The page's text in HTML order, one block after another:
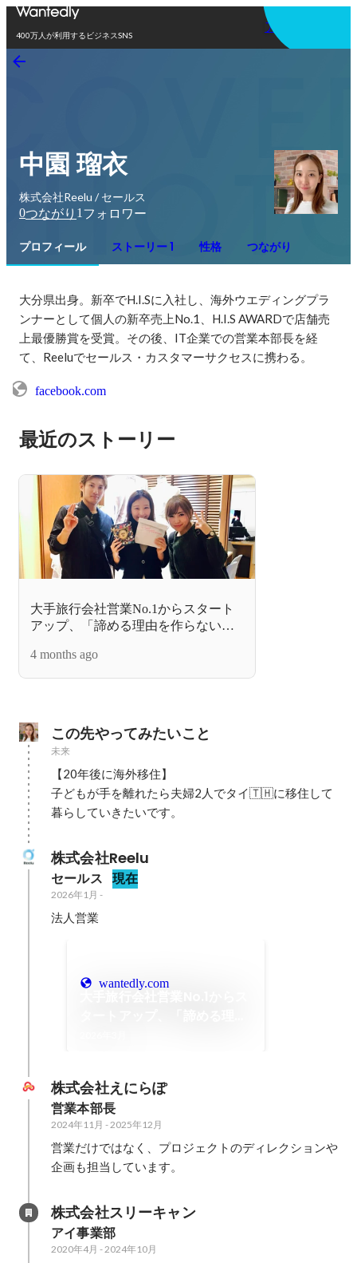
400万人が利用するビジネスSNS
アプリを使う
中園 瑠衣
株式会社Reelu / セールス
0つながり 1 フォロワー
プロフィール ストーリー 1 性格 つながり
大分県出身。新卒でH.I.Sに入社し、海外ウエディングプラ
ンナーとして個人の新卒売上No.1、H.I.S AWARDで店舗売
上最優勝賞を受賞。その後、IT企業での営業本部長を経
て、Reeluでセールス・カスタマーサクセスに携わる。
facebook.com
最近のストーリー
大手旅行会社営業No.1からスタート
アップ、「諦める理由を作らない社
4 months ago
この先やってみたいこと
未来
【20年後に海外移住】
子どもが手を離れたら夫婦2人でタイ🇹🇭に移住して
暮らしていきたいです。
株式会社Reelu
セールス 現在
2026年1月 -
法人営業
wantedly.com
株式会社えにらぽ
営業本部長
2024年11月 - 2025年12月
営業だけではなく、プロジェクトのディレクションや
企画も担当しています。
株式会社スリーキャン
アイ事業部
2020年4月 - 2024年10月